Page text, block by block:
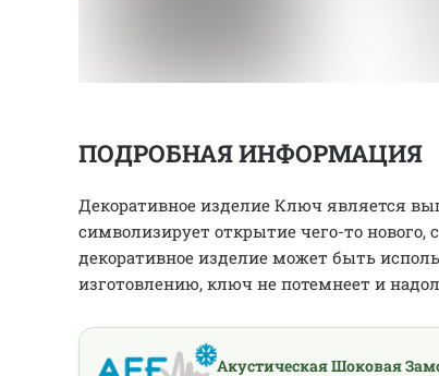
ПОДРОБНАЯ ИНФОРМАЦИЯ
Декоративное изделие Ключ является
символизирует открытие чего-то нового,
декоративное изделие может быть
изготовлению, ключ не потемнеет и
Акустическая Шоковая